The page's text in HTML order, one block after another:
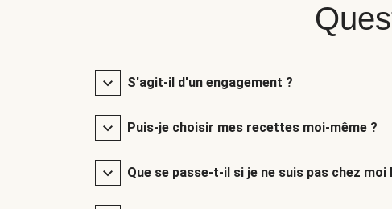
S'agit-il d'un engagement ?
Puis-je choisir mes recettes moi-même ?
Que se passe-t-il si je ne suis pas chez